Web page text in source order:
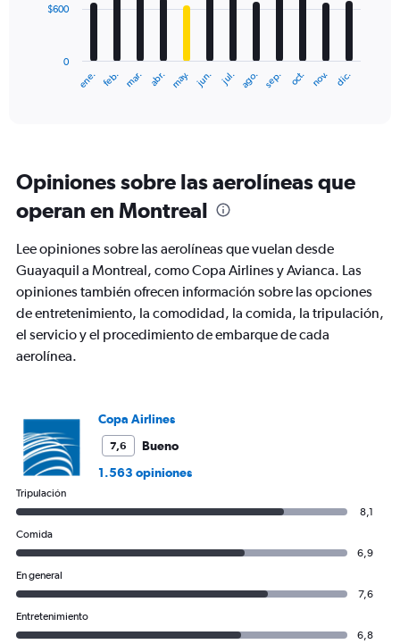
The
categories.
chart
1
Y
axis
values.
Range:
0
ene. feb. mar. abr. may. jun. jul. ago. sep. oct. nov. dic.
0
$600
Opiniones sobre las aerolíneas que
operan en Montreal
Lee opiniones sobre las aerolíneas que vuelan desde
Guayaquil a Montreal, como Copa Airlines y Avianca. Las
opiniones también ofrecen información sobre las opciones
de entretenimiento, la comodidad, la comida, la tripulación,
el servicio y el procedimiento de embarque de cada
aerolínea.
Copa Airlines
7,6
Bueno
1.563 opiniones
Tripulación
8,1
Comida
6,9
En general
7,6
Entretenimiento
6,8